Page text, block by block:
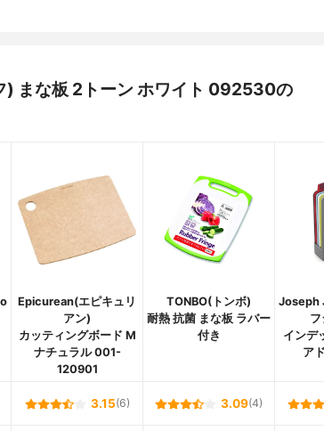
まな板 2トーン ホワイト 092530の
Epicurean(エピキュリ
アン)
カッティングボード M
ナチュラル 001-
120901
TONBO(トンボ)
耐熱 抗菌 まな板 ラバー
付き
Joseph
フ
インデ
ア
3.15(6) 3.09(4)